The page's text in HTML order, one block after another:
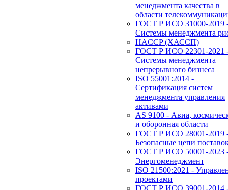
менеджмента качества в
области
ГОСТ Р ИСО 31000-2019
Системы менеджмента
HACCP (ХАССП)
ГОСТ Р ИСО 22301-2021
Системы менеджмента
непрерывного бизнеса
ISO 55001:2014 -
Сертификация систем
менеджмента управления
активами
AS 9100 - Авиа,
и оборонная области
ГОСТ Р ИСО 28001-2019
Безопасные цепи
ГОСТ Р ИСО 50001-2023
Энергоменеджмент
ISO 21500:2021 -
проектами
ГОСТ Р ИСО 39001-2014